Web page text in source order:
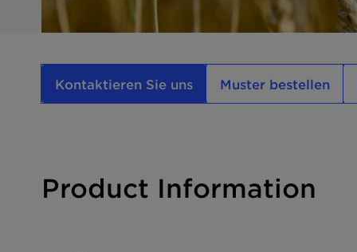
Kontaktieren Sie uns Muster bestellen
Product Information